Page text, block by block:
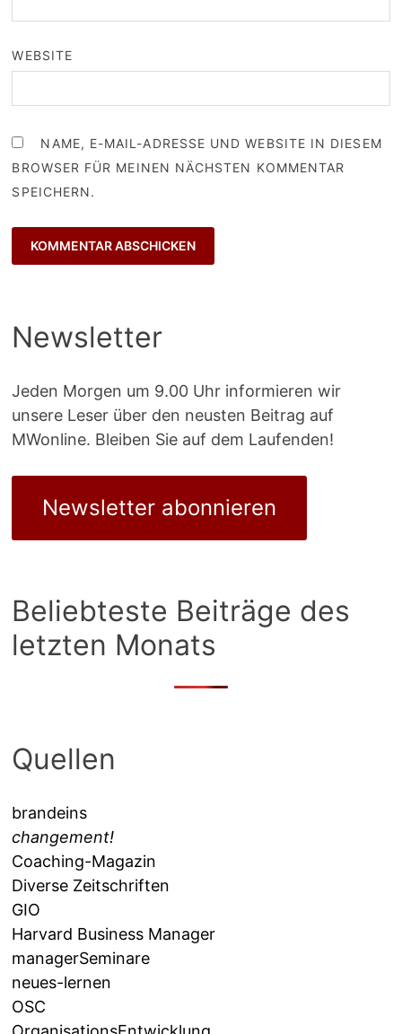
WEBSITE
NAME, E-MAIL-ADRESSE UND WEBSITE IN DIESEM
BROWSER FÜR MEINEN NÄCHSTEN KOMMENTAR
SPEICHERN.
Newsletter
Jeden Morgen um 9.00 Uhr informieren wir
unsere Leser über den neusten Beitrag auf
MWonline. Bleiben Sie auf dem Laufenden!
Newsletter abonnieren
Beliebteste Beiträge des
letzten Monats
Quellen
brandeins
changement!
Coaching-Magazin
Diverse Zeitschriften
GIO
Harvard Business Manager
managerSeminare
neues-lernen
OSC